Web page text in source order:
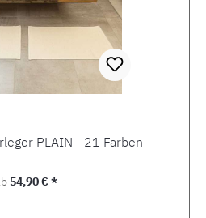
PLAIN - 21 Farben
Preis:
54,90 € *